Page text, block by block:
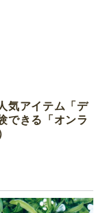
気アイテム「デ
できる「オンラ